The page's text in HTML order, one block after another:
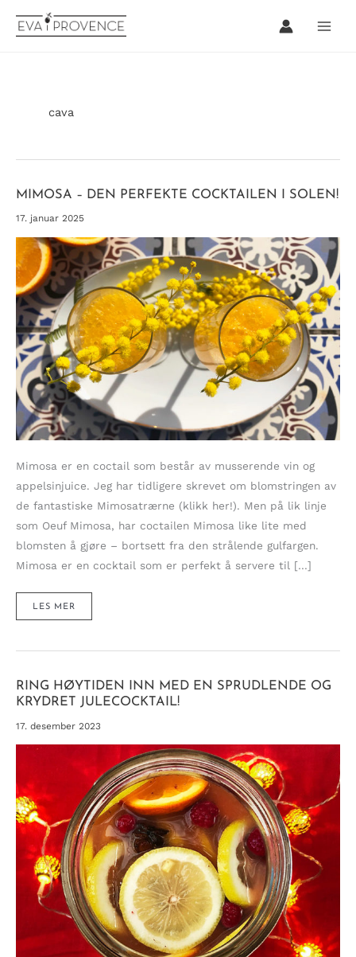
rett
cava
MIMOSA – DEN PERFEKTE COCKTAILEN I SOLEN!
17. januar 2025
Mimosa er en coctail som består av musserende vin og
appelsinjuice. Jeg har tidligere skrevet om blomstringen av
de fantastiske Mimosatrærne (klikk her!). Men på lik linje
som Oeuf Mimosa, har coctailen Mimosa like lite med
blomsten å gjøre – bortsett fra den strålende gulfargen.
Mimosa er en cocktail som er perfekt å servere til […]
MIMOSA
DEN
SOLEN!
LES MER
RING HØYTIDEN INN MED EN SPRUDLENDE OG
KRYDRET JULECOCKTAIL!
17. desember 2023